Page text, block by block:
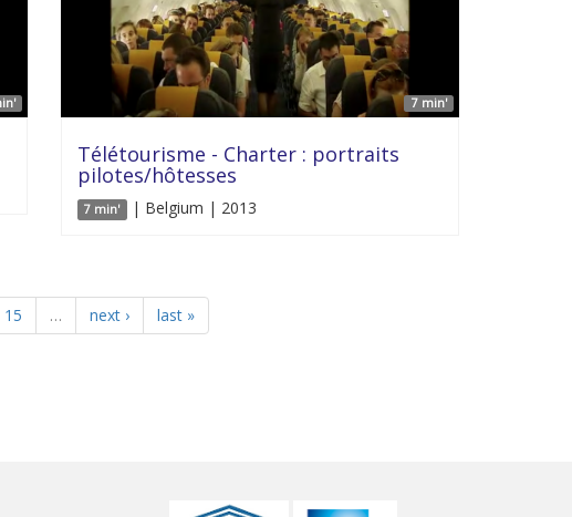
7 min'
Télétourisme - Charter : portraits
pilotes/hôtesses
7 min' | Belgium | 2013
15 … next › last »